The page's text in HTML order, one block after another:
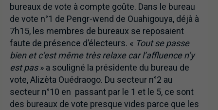
bureaux de vote à compte goûte. Dans le bureau
de vote n°1 de Pengr-wend de Ouahigouya, déjà à
7h15, les membres de bureaux se reposaient
faute de présence d’électeurs. « Tout se passe
bien et c’est même très relaxe car l’affluence n’y
est pas» a souligné la présidente du bureau de
vote, Alizèta Ouédraogo. Du secteur n°2 au
secteur n°10 en passant par le 1 et le 5, ce sont
des bureaux de vote presque vides parce que les